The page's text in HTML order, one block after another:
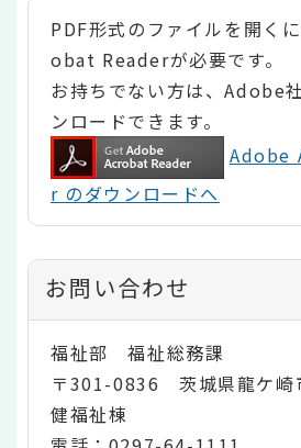
PDF形式のファイルを開く
obat Readerが必要です。
お持ちでない方は、Adobe
ンロードできます。
Adobe
r のダウンロードへ
お問い合わせ
福祉部 福祉総務課
〒301-0836 茨城県龍ケ崎
健福祉棟